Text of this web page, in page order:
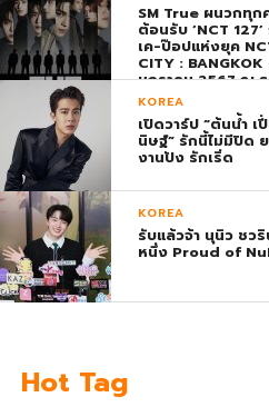
SM True ผนวกทุก
ต้อนรับ ‘NCT
เค-ป๊อปแห่งยุค
CITY :
มกราคม 2567 ณ
ตอบรับยิ่งใหญ่สมก
ทุกที่นั่งทันทีที่เปิดจำ
KOREA
เปิดวาร์ป “ต้นน้ำ เ
นิษฐ์” รักนี้ไม่มีปิด
งานปัง รักเริ่ด
KOREA
รับแล้วจ้า นุนิว ช
หนึ่ง Proud of
Hot Tag